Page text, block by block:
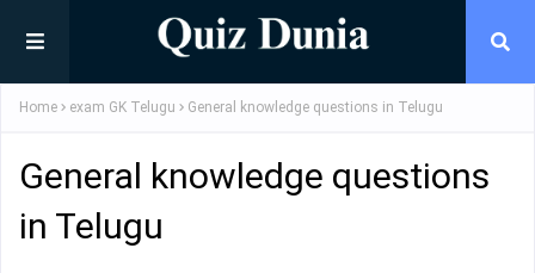
Home exam GK Telugu General knowledge questions in Telugu
General knowledge questions
in Telugu